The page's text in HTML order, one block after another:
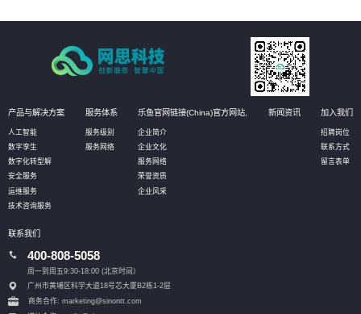
产品与解决方案
人工智能
数字孪生
数字化转型解
安全服务
运维服务
技术咨询服务
服务体系
服务级别
服务网络
乐鱼官网链接(China)官方网站,
企业简介
企业文化
服务网络
荣誉资质
企业风采
新闻资讯 加入我们
招聘岗位
联系方式
留言表单
联系我们
400-808-5058
周一到周五9:30-18:00 (北京时间）
广州市黄埔区科学大道18号芯大厦B2栋1-2层
商务合作: marketing@sinontt.com